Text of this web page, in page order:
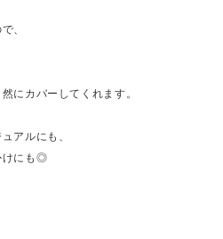
、
にカバーしてくれます。
アルにも、
けにも◎